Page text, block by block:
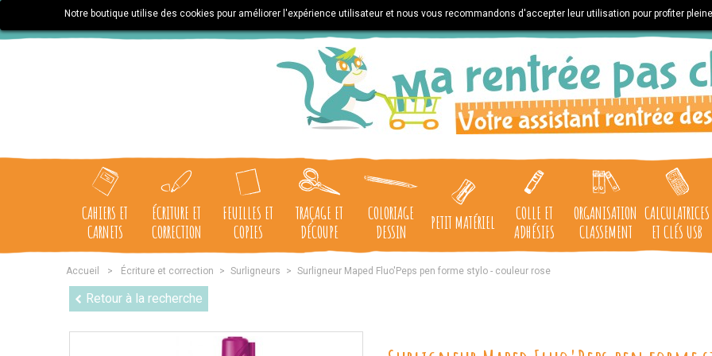
Notre boutique utilise des cookies pour améliorer l'expérience utilisateur et nous vous recommandons d'accepter leur utilisation pour profiter
CAHIERS ET
CARNETS
ÉCRITURE ET
CORRECTION
FEUILLES ET
COPIES
TRAÇAGE ET
DÉCOUPE
COLORIAGE
DESSIN
PETIT MATÉRIEL
COLLE ET
ADHÉSIFS
ORGANISATION
CLASSEMENT
CALCULATRICES
ET CLÉS USB
Accueil > Écriture et correction > Surligneurs > Surligneur Maped Fluo'Peps pen forme stylo - couleur rose
Retour à la recherche